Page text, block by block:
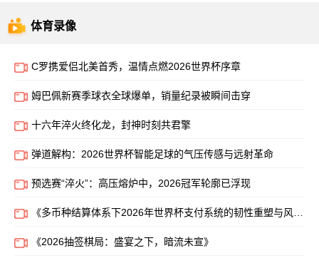
体育录像
C罗携爱侣北美首秀，温情点燃2026世界杯序章
姆巴佩新赛季球衣全球爆单，销量纪录被瞬间击穿
十六年淬火终化龙，封神时刻共君擎
弹道解构：2026世界杯智能足球的气压传感与远射革命
预选赛“淬火”：高压熔炉中，2026冠军轮廓已浮现
《多币种结算体系下2026年世界杯支付系统的韧性重塑与风险对冲架构》
《2026抽签棋局：盛宴之下，暗流未宣》